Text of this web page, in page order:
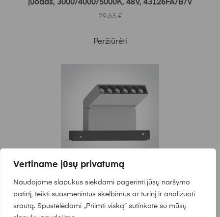
Vertiname jūsų privatumą
Naudojame slapukus siekdami pagerinti jūsų naršymo
patirtį, teikti suasmenintus skelbimus ar turinį ir analizuoti
srautą. Spustelėdami „Priimti viską“ sutinkate su mūsų
juodas, 3000/4000/5000K, 48V, 43126FA/B/V
29.63 €
Peržiūrėti
ONE LIGHT
10W LED šviestuvas į magnetines sistemas
MINI/MIDI, baltas, 3000/3500/4000K, 48V, 38°,